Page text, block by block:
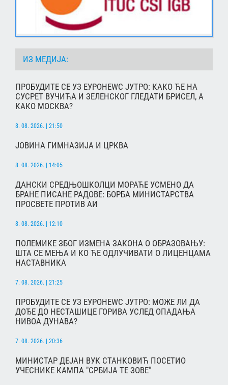
ИЗ МЕДИЈА:
ПРОБУДИТЕ СЕ УЗ ЕУРОНЕWС ЈУТРО: КАКО ЋЕ НА
СУСРЕТ ВУЧИЋА И ЗЕЛЕНСКОГ ГЛЕДАТИ БРИСЕЛ, А
КАКО МОСКВА?
8. 08. 2026. | 21:50
ЈОВИНА ГИМНАЗИЈА И ЦРКВА
8. 08. 2026. | 14:05
ДАНСКИ СРЕДЊОШКОЛЦИ МОРАЋЕ УСМЕНО ДА
БРАНЕ ПИСАНЕ РАДОВЕ: БОРБА МИНИСТАРСТВА
ПРОСВЕТЕ ПРОТИВ АИ
8. 08. 2026. | 12:10
ПОЛЕМИКЕ ЗБОГ ИЗМЕНА ЗАКОНА О ОБРАЗОВАЊУ:
ШТА СЕ МЕЊА И КО ЋЕ ОДЛУЧИВАТИ О ЛИЦЕНЦАМА
НАСТАВНИКА
7. 08. 2026. | 21:25
ПРОБУДИТЕ СЕ УЗ ЕУРОНЕWС ЈУТРО: МОЖЕ ЛИ ДА
ДОЂЕ ДО НЕСТАШИЦЕ ГОРИВА УСЛЕД ОПАДАЊА
НИВОА ДУНАВА?
7. 08. 2026. | 20:36
МИНИСТАР ДЕЈАН ВУК СТАНКОВИЋ ПОСЕТИО
УЧЕСНИКЕ КАМПА "СРБИЈА ТЕ ЗОВЕ"